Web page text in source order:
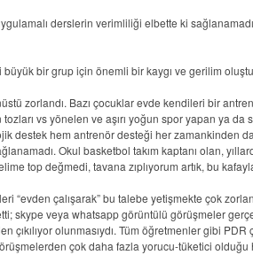
derslerin verimliliği elbette ki
bir grup için önemli bir kaygı ve gerilim
zorlandı. Bazı çocuklar evde kendileri bir
vs yönelen ve aşırı yoğun spor yapan ya da
destek hem antrenör desteği her zamankinden
Okul basketbol takım kaptanı olan,
top değmedi, tavana zıplıyorum artık, bu
“evden çalışarak” bu talebe yetişmekte çok
skype veya whatsapp görüntülü görüşmeler
olunmasıydı. Tüm öğretmenler gibi PDR
çok daha fazla yorucu-tüketici olduğu